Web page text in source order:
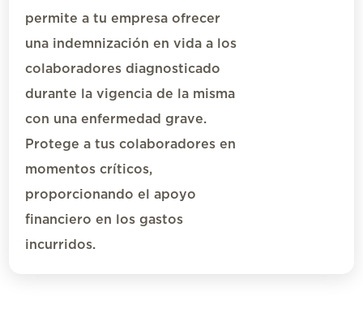
permite a tu empresa ofrecer
una indemnización en vida a los
colaboradores diagnosticado
durante la vigencia de la misma
con una enfermedad grave.
Protege a tus colaboradores en
momentos críticos,
proporcionando el apoyo
financiero en los gastos
incurridos.